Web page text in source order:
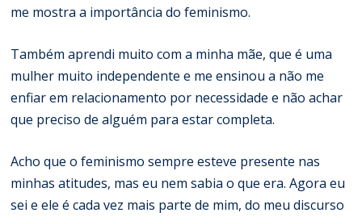
me mostra a importância do feminismo.
Também aprendi muito com a minha mãe, que é uma
mulher muito independente e me ensinou a não me
enfiar em relacionamento por necessidade e não achar
que preciso de alguém para estar completa.
Acho que o feminismo sempre esteve presente nas
minhas atitudes, mas eu nem sabia o que era. Agora eu
sei e ele é cada vez mais parte de mim, do meu discurso